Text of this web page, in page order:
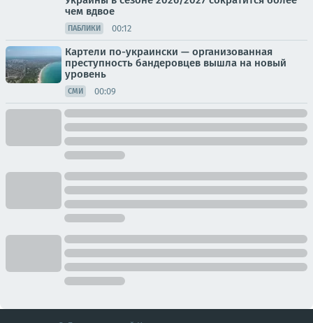
чем вдвое
ПАБЛИКИ 00:12
Картели по-украински — организованная
преступность бандеровцев вышла на новый
уровень
СМИ 00:09